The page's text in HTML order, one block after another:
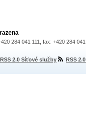
284 041 111, fax: +420 284
RSS 2.0 Síťové služby RSS